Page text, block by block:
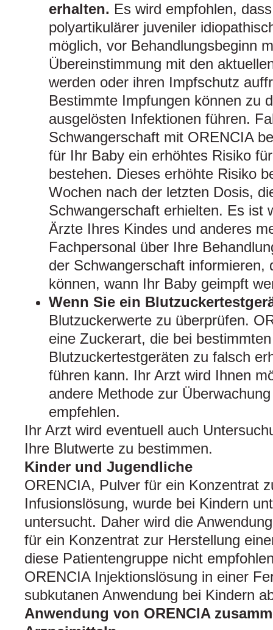
erhalten. Es wird empfohlen,
polyartikulärer juveniler
möglich, vor Behandlungsbeginn
Übereinstimmung mit den
werden oder ihren Impfschutz
Bestimmte Impfungen können zu
ausgelösten Infektionen führen.
Schwangerschaft mit ORENCIA
für Ihr Baby ein erhöhtes Risiko
bestehen. Dieses erhöhte Risiko
Wochen nach der letzten Dosis,
Schwangerschaft erhielten. Es ist
Ärzte Ihres Kindes und anderes
Fachpersonal über Ihre
der Schwangerschaft informieren,
können, wann Ihr Baby geimpft
Wenn Sie ein
Blutzuckerwerte zu überprüfen.
eine Zuckerart, die bei
Blutzuckertestgeräten zu falsch
führen kann. Ihr Arzt wird Ihnen
andere Methode zur
empfehlen.
Ihr Arzt wird eventuell auch
Ihre Blutwerte zu bestimmen.
Kinder und Jugendliche
ORENCIA, Pulver für ein Konzentrat
Infusionslösung, wurde bei Kindern
untersucht. Daher wird die
für ein Konzentrat zur Herstellung
diese Patientengruppe nicht
ORENCIA Injektionslösung in einer
subkutanen Anwendung bei Kindern
Anwendung von ORENCIA